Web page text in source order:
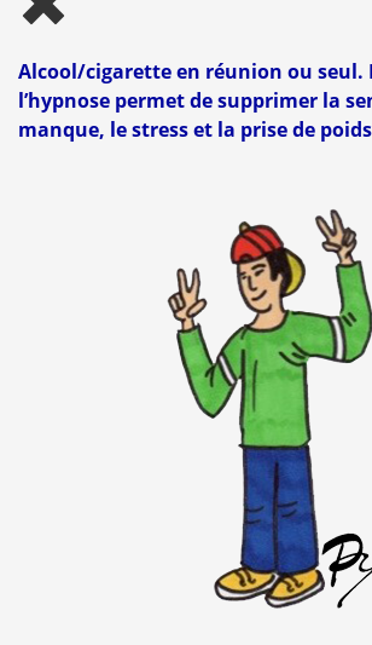
Alcool/cigarette en réunion ou seul.
l’hypnose permet de supprimer la
manque, le stress et la prise de